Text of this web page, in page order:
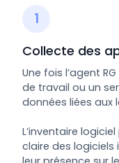
1
Collecte des
Une fois l’agent
de travail ou un
données liées aux
L’inventaire
claire des logiciels